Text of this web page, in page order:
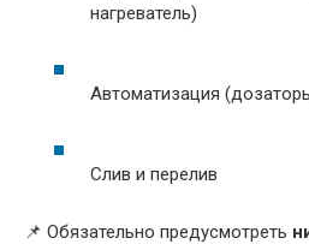
нагреватель)
Автоматизация
Слив и перелив
📌 Обязательно предусмотреть